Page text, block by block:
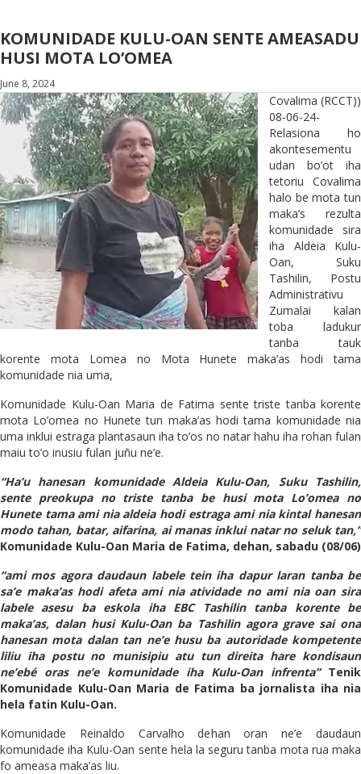
KOMUNIDADE KULU-OAN SENTE AMEASADU
HUSI MOTA LO’OMEA
June 8, 2024
Covalima (RCCT))
08-06-24-
Relasiona ho
akontesementu
udan bo’ot iha
tetoriu Covalima
halo be mota tun
maka’s rezulta
komunidade sira
iha Aldeia Kulu-
Oan, Suku
Tashilin, Postu
Administrativu
Zumalai kalan
toba ladukur
tanba tauk
korente mota Lomea no Mota Hunete maka’as hodi tama
komunidade nia uma,
Komunidade Kulu-Oan Maria de Fatima sente triste tanba korente
mota Lo’omea no Hunete tun maka’as hodi tama komunidade nia
uma inklui estraga plantasaun iha to’os no natar hahu iha rohan fulan
maiu to’o inusiu fulan juñu ne’e.
“Ha’u hanesan komunidade Aldeia Kulu-Oan, Suku Tashilin,
sente preokupa no triste tanba be husi mota Lo’omea no
Hunete tama ami nia aldeia hodi estraga ami nia kintal hanesan
modo tahan, batar, aifarina, ai manas inklui natar no seluk tan,”
Komunidade Kulu-Oan Maria de Fatima, dehan, sabadu (08/06)
“ami mos agora daudaun labele tein iha dapur laran tanba be
sa’e maka’as hodi afeta ami nia atividade no ami nia oan sira
labele asesu ba eskola iha EBC Tashilin tanba korente be
maka’as, dalan husi Kulu-Oan ba Tashilin agora grave sai ona
hanesan mota dalan tan ne’e husu ba autoridade kompetente
liliu iha postu no munisipiu atu tun direita hare kondisaun
ne’ebé oras ne’e komunidade iha Kulu-Oan infrenta”Tenik
Komunidade Kulu-Oan Maria de Fatima ba jornalista iha nia
hela fatin Kulu-Oan.
Komunidade Reinaldo Carvalho dehan oran ne’e daudaun
komunidade iha Kulu-Oan sente hela la seguru tanba mota rua maka
fo ameasa maka’as liu.